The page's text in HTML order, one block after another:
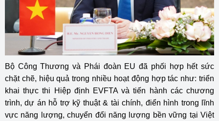
Bộ Công Thương và Phái đoàn EU đã phối hợp hết sức
chặt chẽ, hiệu quả trong nhiều hoạt động hợp tác như: triển
khai thực thi Hiệp định EVFTA và tiến hành các chương
trình, dự án hỗ trợ kỹ thuật & tài chính, điển hình trong lĩnh
vực năng lượng, chuyển đổi năng lượng bền vững tại Việt